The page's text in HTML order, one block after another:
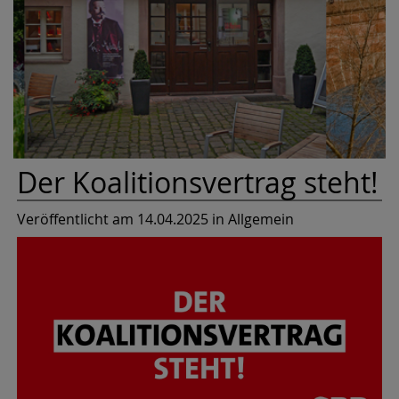
Der Koalitionsvertrag steht!
Veröffentlicht am 14.04.2025 in Allgemein